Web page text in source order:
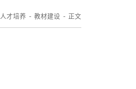
人才培养 - 教材建设 - 正文